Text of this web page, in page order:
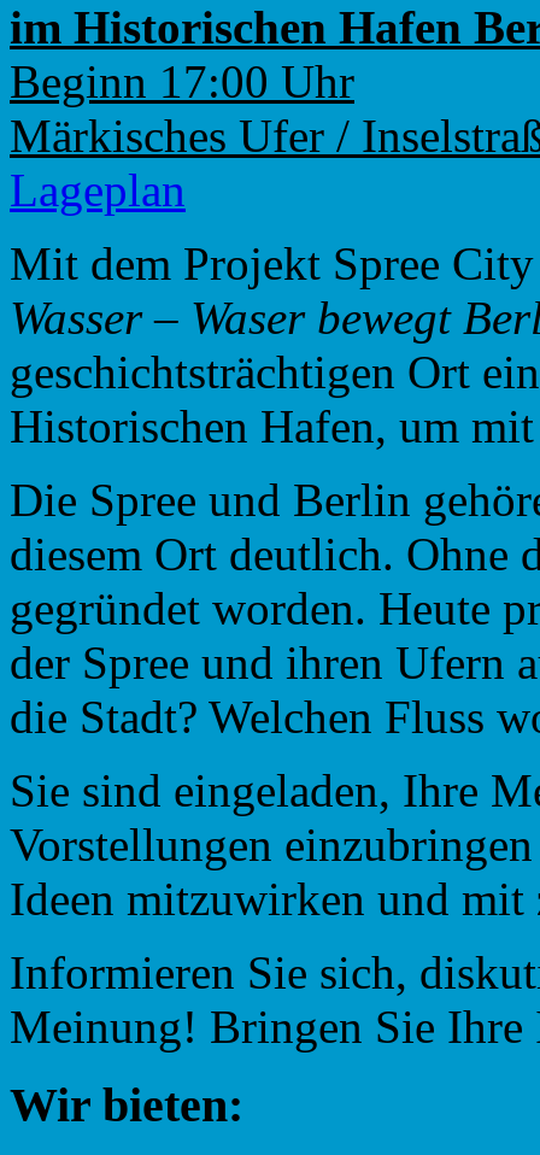
im Historischen Hafen
Beginn 17:00 Uhr
Märkisches Ufer /
Lageplan
Mit dem Projekt Spree
Wasser – Waser bewegt
geschichtsträchtigen Ort
Historischen Hafen, um
Die Spree und Berlin
diesem Ort deutlich. Ohne
gegründet worden. Heute
der Spree und ihren Ufern
die Stadt? Welchen Fluss
Sie sind eingeladen, Ihre
Vorstellungen
Ideen mitzuwirken und mit
Informieren Sie sich,
Meinung! Bringen Sie Ihre
Wir bieten: